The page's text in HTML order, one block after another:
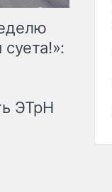
суета!»:
ЭТрН